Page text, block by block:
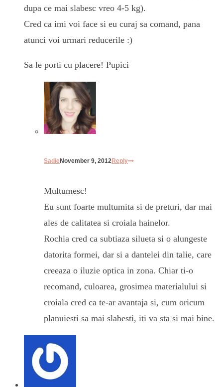
dupa ce mai slabesc vreo 4-5 kg).
Cred ca imi voi face si eu curaj sa comand, pana
atunci voi urmari reducerile :)
Sa le porti cu placere! Pupici
SadieNovember 9, 2012Reply
Multumesc!
Eu sunt foarte multumita si de preturi, dar mai
ales de calitatea si croiala hainelor.
Rochia cred ca subtiaza silueta si o alungeste
datorita formei, dar si a dantelei din talie, care
creeaza o iluzie optica in zona. Chiar ti-o
recomand, culoarea, grosimea materialului si
croiala cred ca te-ar avantaja si, cum oricum
planuiesti sa mai slabesti, iti va sta si mai bine.